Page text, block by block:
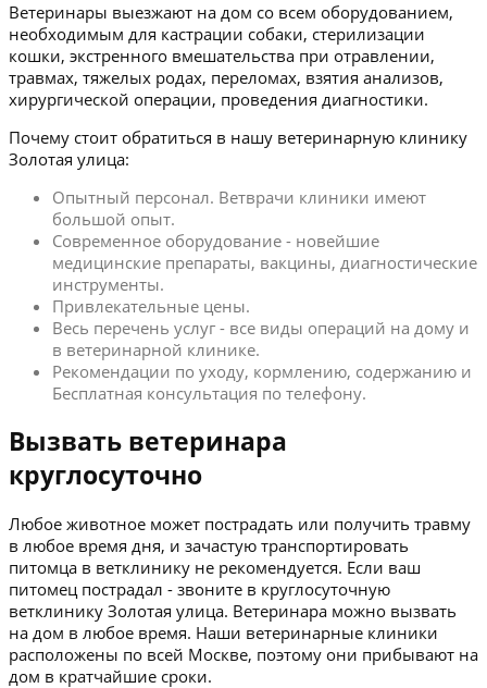
Ветеринары выезжают на дом со всем оборудованием,
необходимым для кастрации собаки, стерилизации
кошки, экстренного вмешательства при отравлении,
травмах, тяжелых родах, переломах, взятия анализов,
хирургической операции, проведения диагностики.
Почему стоит обратиться в нашу ветеринарную клинику
Золотая улица:
Опытный персонал. Ветврачи клиники имеют
большой опыт.
Современное оборудование - новейшие
медицинские препараты, вакцины, диагностические
инструменты.
Привлекательные цены.
Весь перечень услуг - все виды операций на дому и
в ветеринарной клинике.
Рекомендации по уходу, кормлению, содержанию и
Бесплатная консультация по телефону.
Вызвать ветеринара
круглосуточно
Любое животное может пострадать или получить травму
в любое время дня, и зачастую транспортировать
питомца в ветклинику не рекомендуется. Если ваш
питомец пострадал - звоните в круглосуточную
ветклинику Золотая улица. Ветеринара можно вызвать
на дом в любое время. Наши ветеринарные клиники
расположены по всей Москве, поэтому они прибывают на
дом в кратчайшие сроки.